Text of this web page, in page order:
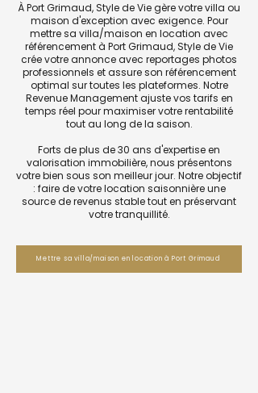
À Port Grimaud, Style de Vie gère votre villa ou
maison d'exception avec exigence. Pour
mettre sa villa/maison en location avec
référencement à Port Grimaud, Style de Vie
crée votre annonce avec reportages photos
professionnels et assure son référencement
optimal sur toutes les plateformes. Notre
Revenue Management ajuste vos tarifs en
temps réel pour maximiser votre rentabilité
tout au long de la saison.
Forts de plus de 30 ans d'expertise en
valorisation immobilière, nous présentons
votre bien sous son meilleur jour. Notre objectif
: faire de votre location saisonnière une
source de revenus stable tout en préservant
votre tranquillité.
Mettre sa villa/maison en location à Port Grimaud